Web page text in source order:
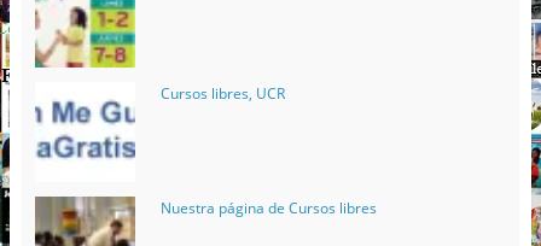
Cursos libres, UCR
Nuestra página de Cursos libres